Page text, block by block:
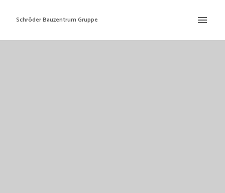
InhaltSchröder Bauzentrum Gruppe
Startseite